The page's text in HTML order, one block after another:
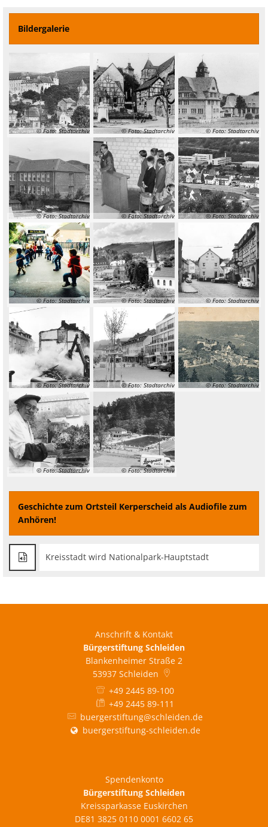
Bildergalerie
© Foto: Stadtarchiv © Foto: Stadtarchiv © Foto: Stadtarchiv
© Foto: Stadtarchiv © Foto: Stadtarchiv © Foto: Stadtarchiv
© Foto: Stadtarchiv © Foto: Stadtarchiv © Foto: Stadtarchiv
© Foto: Stadtarchiv © Foto: Stadtarchiv © Foto: Stadtarchiv
© Foto: Stadtarchiv © Foto: Stadtarchiv
Geschichte zum Ortsteil Kerperscheid als Audiofile zum
Anhören!
Kreisstadt wird Nationalpark-Hauptstadt
Anschrift & Kontakt
Bürgerstiftung Schleiden
Blankenheimer Straße 2
53937 Schleiden
+49 2445 89-100
+49 2445 89-111
buergerstiftung@schleiden.de
buergerstiftung-schleiden.de
Spendenkonto
Bürgerstiftung Schleiden
Kreissparkasse Euskirchen
DE81 3825 0110 0001 6602 65